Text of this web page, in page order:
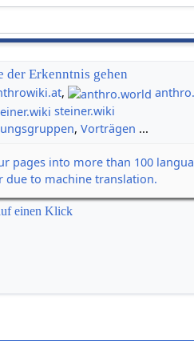
der Erkenntnis gehen
,
steiner.wiki
,Vorträgen ...
pages into more than 100
due to machine translation.
einen Klick